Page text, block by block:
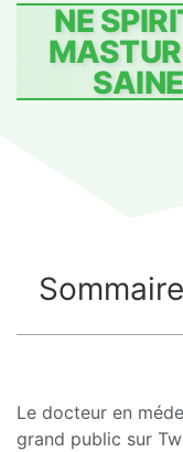
NE
Sommaire
Le docteur en
grand public sur